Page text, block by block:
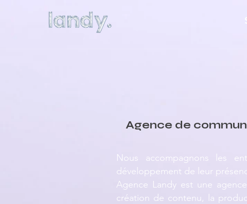
Agence de
Nous accompagnons les
développement de leur
Agence Landy est une
création de contenu, la